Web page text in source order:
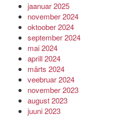
jaanuar 2025
november 2024
oktoober 2024
september 2024
mai 2024
aprill 2024
märts 2024
veebruar 2024
november 2023
august 2023
juuni 2023